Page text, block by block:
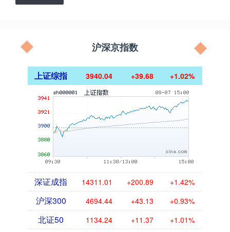
沪深京指数
上证综指 3940.04 +39.68 +1.02%
深证成指 14311.01 +200.89 +1.42%
沪深300 4694.44 +43.13 +0.93%
北证50 1134.24 +11.37 +1.01%